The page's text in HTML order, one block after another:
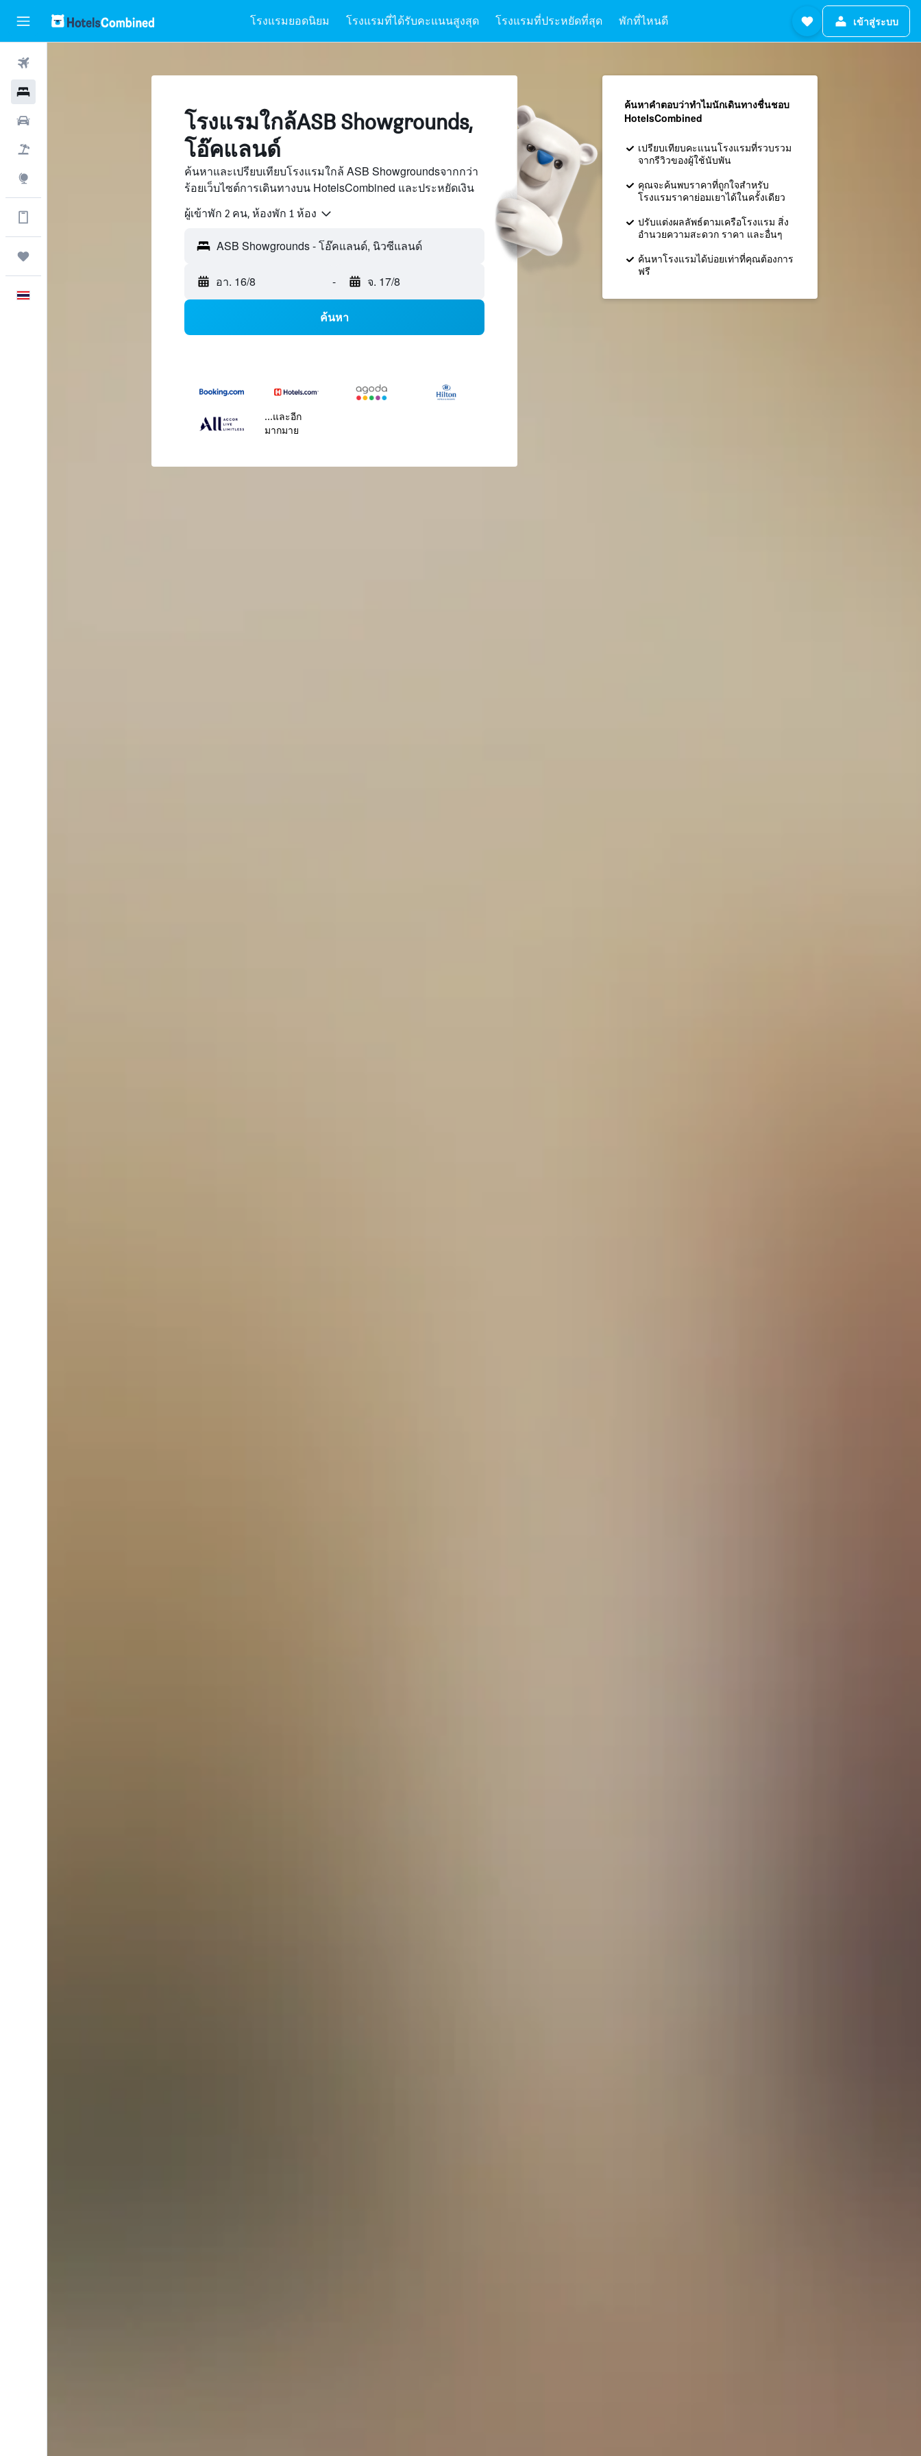
โรงแรมยอดนิยม โรงแรมที่ได้รับคะแนนสูงสุด โรงแรมที่ประหยัดที่สุด พักที่ไหนดี เข้าสู่ระบบ
โรงแรมใกล้ASB Showgrounds,
โอ๊คแลนด์
ค้นหาและเปรียบเทียบโรงแรมใกล้ ASB Showgroundsจากกว่า
ร้อยเว็บไซต์การเดินทางบน HotelsCombined และประหยัดเงิน
ผู้เข้าพัก 2 คน, ห้องพัก 1 ห้อง
ASB Showgrounds - โอ๊คแลนด์, นิวซีแลนด์
อา. 16/8 - จ. 17/8
ค้นหา
...และอีก
มากมาย
ค้นหาคำตอบว่าทำไมนักเดินทางชื่นชอบ
HotelsCombined
เปรียบเทียบคะแนนโรงแรมที่รวบรวม
จากรีวิวของผู้ใช้นับพัน
คุณจะค้นพบราคาที่ถูกใจสำหรับ
โรงแรมราคาย่อมเยาได้ในครั้งเดียว
ปรับแต่งผลลัพธ์ตามเครือโรงแรม สิ่ง
อำนวยความสะดวก ราคา และอื่นๆ
ค้นหาโรงแรมได้บ่อยเท่าที่คุณต้องการ
ฟรี